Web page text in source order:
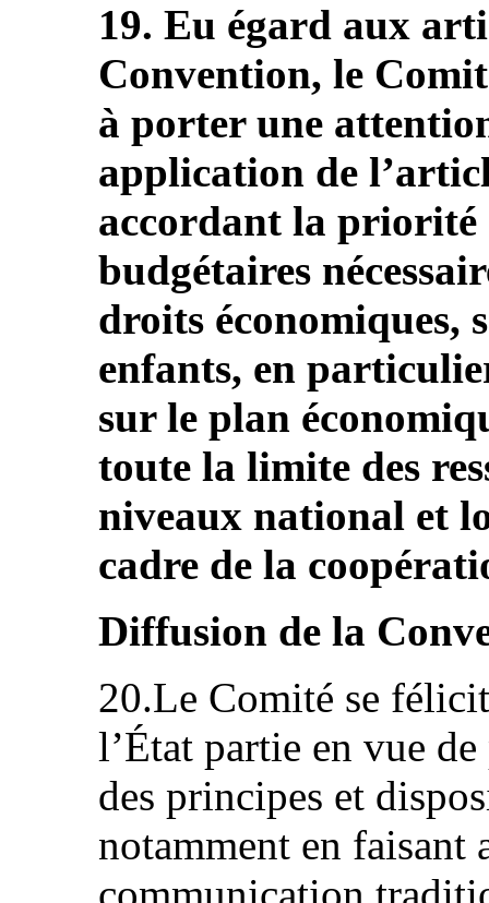
19. Eu égard aux
Convention, le
à porter une
application de
accordant la priorité
budgétaires
droits économiques,
enfants, en
sur le plan
toute la limite des
niveaux national et
cadre de la
Diffusion de la
20.Le Comité se
l’État partie en vue
des principes et
notamment en faisant